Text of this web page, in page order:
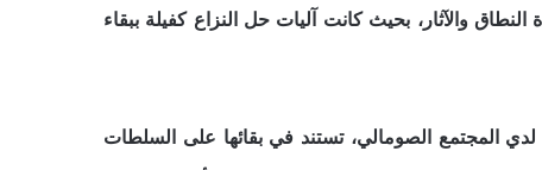
والآثار، بحيث كانت آليات حل النزاع كفيلة ببقاء
المجتمع الصومالي، تستند في بقائها على السلطات